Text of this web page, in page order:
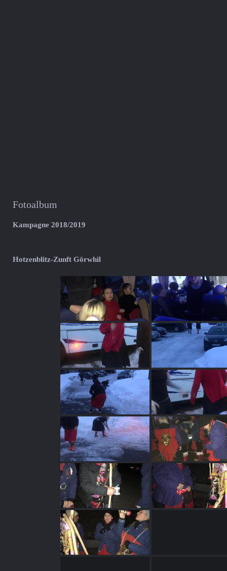
Fotoalbum
Kampagne 2018/2019
Hotzenblitz-Zunft Görwhil